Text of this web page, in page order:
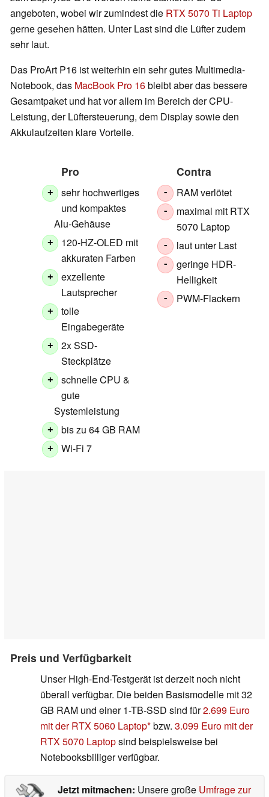
angeboten, wobei wir zumindest die RTX 5070 Ti Laptop
gerne gesehen hätten. Unter Last sind die Lüfter zudem
sehr laut.
Das ProArt P16 ist weiterhin ein sehr gutes Multimedia-
Notebook, das MacBook Pro 16bleibt aber das bessere
Gesamtpaket und hat vor allem im Bereich der CPU-
Leistung, der Lüftersteuerung, dem Display sowie den
Akkulaufzeiten klare Vorteile.
Pro
+
sehr hochwertiges
und kompaktes
Alu-Gehäuse
+
120-HZ-OLED mit
akkuraten Farben
+
exzellente
Lautsprecher
+
tolle
Eingabegeräte
+
2x SSD-
Steckplätze
+
schnelle CPU &
gute
Systemleistung
+ bis zu 64 GB RAM
+ Wi-Fi 7
Contra
- RAM verlötet
-
maximal mit RTX
5070 Laptop
- laut unter Last
-
geringe HDR-
Helligkeit
- PWM-Flackern
Preis und Verfügbarkeit
Unser High-End-Testgerät ist derzeit noch nicht
überall verfügbar. Die beiden Basismodelle mit 32
GB RAM und einer 1-TB-SSD sind für2.699 Euro
mit der RTX 5060 Laptop bzw. 3.099 Euro mit der
RTX 5070 Laptopsind beispielsweise bei
Notebooksbilliger verfügbar.
Jetzt mitmachen: Unsere große Umfrage zur